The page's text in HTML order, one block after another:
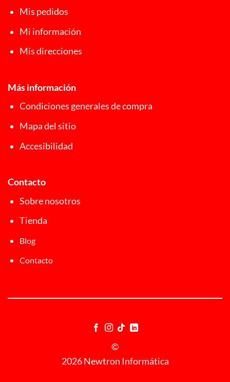
Mis pedidos
Mi información
Mis direcciones
Más información
Condiciones generales de compra
Mapa del sitio
Accesibilidad
Contacto
Sobre nosotros
Tienda
Blog
Contacto
©
2026 Newtron Informática